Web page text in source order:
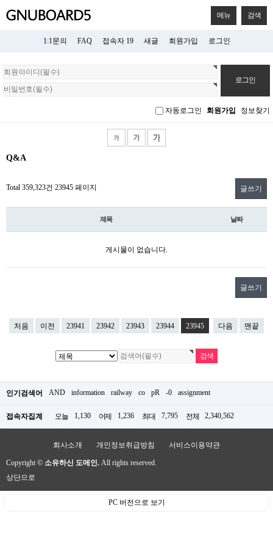
메뉴 검색
1:1문의 FAQ 접속자 19 새글 회원가입 로그인
회
원
로
자동로그인 회원가입 정보찾기
Q&A
Total 359,323건 23945 페이지 글쓰기
제목 날짜
게시물이 없습니다.
글쓰기
처음 이전 23941 23942 23943 23944 23945 다음 맨끝
인기검색어 AND information railway co pR -0 assignment
접속자집계 오늘 1,130 어제 1,236 최대 7,795 전체 2,340,562
회사소개 개인정보취급방침 서비스이용약관
Copyright © 소유하신 도메인. All rights reserved.
상단으로
PC 버전으로 보기